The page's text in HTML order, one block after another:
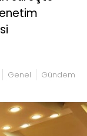
Genel Gündem